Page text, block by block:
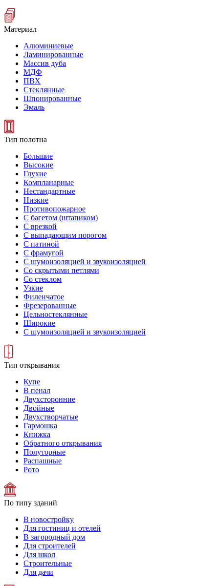
Материал
Алюминиевые
Ламинированные
Массив дуба
МДФ
ПВХ
Стеклянные
Шпонированные
Эмаль
Тип полотна
Большие
Высокие
Глухие
Компланарные
Нестандартные
Низкие
Противопожарное
С багетом (штапиком)
С врезкой
С выпадающим порогом
С патиной
С фрамугой
С шумоизоляцией и звукоизоляцией
Со скрытыми петлями
Со стеклом
Узкие
Филенчатое
Фрезерованные
Цельностеклянные
Широкие
С шумоизоляцией и звукоизоляцией
Тип открывания
Купе
В пенал
Двухсторонние
Двойные
Двухстворчатые
Гармошка
Книжка
Обратного открывания
Полуторные
Распашные
Рото
По типу зданий
В новостройку
Для гостиниц и отелей
В загородный дом
Для строителей
Для школ
Строительные
Для дачи